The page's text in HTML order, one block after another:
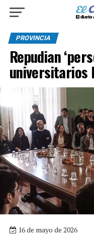
PROVINCIA
Repudian
universitarios
16 de mayo de 2026